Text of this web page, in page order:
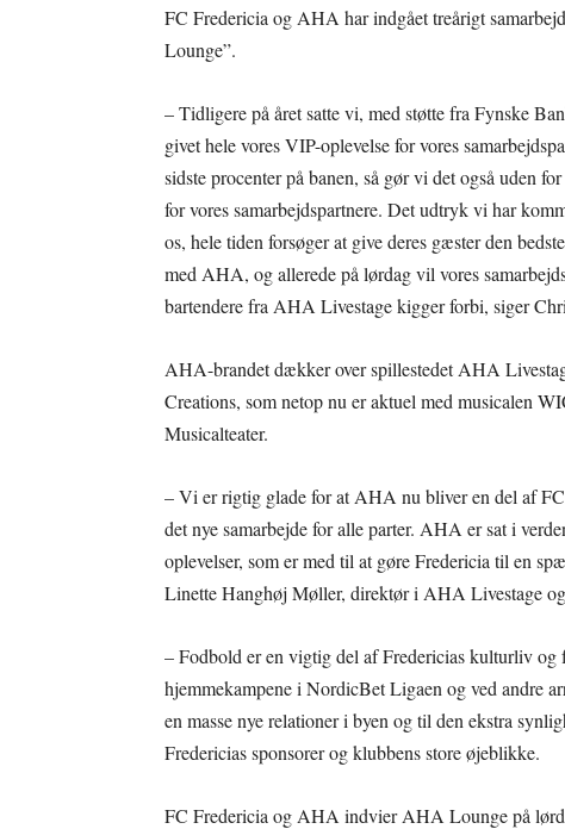
FC Fredericia og AHA har indgået treårigt
Lounge”.
– Tidligere på året satte vi, med støtte fra Fynske
givet hele vores VIP-oplevelse for vores
sidste procenter på banen, så gør vi det også uden
for vores samarbejdspartnere. Det udtryk vi har
os, hele tiden forsøger at give deres gæster den
med AHA, og allerede på lørdag vil vores
bartendere fra AHA Livestage kigger forbi, siger
AHA-brandet dækker over spillestedet AHA
Creations, som netop nu er aktuel med musicalen
Musicalteater.
– Vi er rigtig glade for at AHA nu bliver en del af
det nye samarbejde for alle parter. AHA er sat i
oplevelser, som er med til at gøre Fredericia til en
Linette Hanghøj Møller, direktør i AHA Livestage
– Fodbold er en vigtig del af Fredericias kulturliv
hjemmekampene i NordicBet Ligaen og ved andre
en masse nye relationer i byen og til den ekstra
Fredericias sponsorer og klubbens store øjeblikke.
FC Fredericia og AHA indvier AHA Lounge på